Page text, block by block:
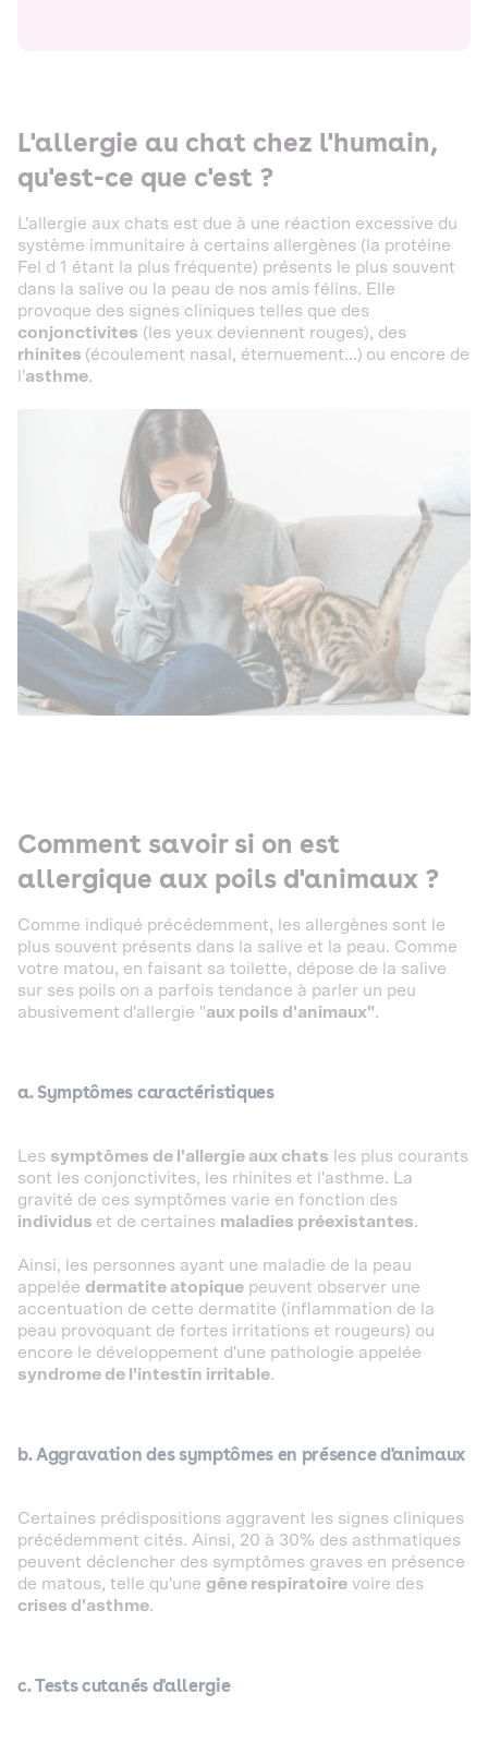
L'allergie au chat chez l'humain,
qu'est-ce que c'est ?
L'allergie aux chats est due à une réaction excessive du
système immunitaire à certains allergènes (la protéine
Fel d 1 étant la plus fréquente) présents le plus souvent
dans la salive ou la peau de nos amis félins. Elle
provoque des signes cliniques telles que des
conjonctivites (les yeux deviennent rouges), des
rhinites (écoulement nasal, éternuement...) ou encore de
l'asthme.
Comment savoir si on est
allergique aux poils d'animaux ?
Comme indiqué précédemment, les allergènes sont le
plus souvent présents dans la salive et la peau. Comme
votre matou, en faisant sa toilette, dépose de la salive
sur ses poils on a parfois tendance à parler un peu
abusivement d'allergie "aux poils d'animaux".
a. Symptômes caractéristiques
Les symptômes de l'allergie aux chats les plus courants
sont les conjonctivites, les rhinites et l'asthme. La
gravité de ces symptômes varie en fonction des
individus et de certaines maladies préexistantes.
Ainsi, les personnes ayant une maladie de la peau
appelée dermatite atopique peuvent observer une
accentuation de cette dermatite (inflammation de la
peau provoquant de fortes irritations et rougeurs) ou
encore le développement d'une pathologie appelée
syndrome de l'intestin irritable.
b. Aggravation des symptômes en présence d'animaux
Certaines prédispositions aggravent les signes cliniques
précédemment cités. Ainsi, 20 à 30% des asthmatiques
peuvent déclencher des symptômes graves en présence
de matous, telle qu'une gêne respiratoire voire des
crises d'asthme.
c. Tests cutanés d'allergie